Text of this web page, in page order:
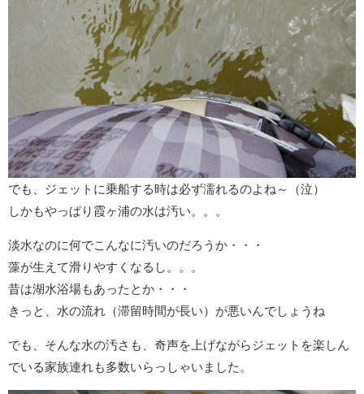
でも、ジェットに乗船する時は必ず濡れるのよね～（泣）
しかもやっぱり霞ヶ浦の水は汚い。。。
淡水なのに何でこんなに汚いのだろうか・・・
藻が生えて滑りやすくなるし。。。
昔は湖水浴場もあったとか・・・
きっと、水の流れ（滞留時間が長い）が悪いんでしょうね
でも、そんな水の汚さも、奇声を上げながらジェットを楽しん
でいる家族連れも多数いらっしゃいました。